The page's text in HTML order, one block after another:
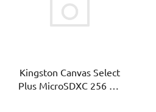
Kingston Canvas Select
Plus MicroSDXC 256 GB